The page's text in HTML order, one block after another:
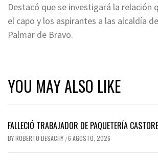
Destacó que se investigará la relación
el capo y los aspirantes a las alcaldía
Palmar de Bravo.
YOU MAY ALSO LIKE
FALLECIÓ TRABAJADOR DE PAQUETERÍA
BYROBERTO DESACHY /6 AGOSTO, 2026